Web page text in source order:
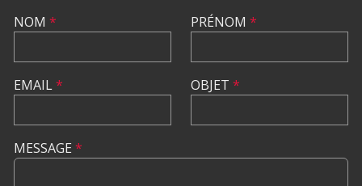
NOM *
EMAIL*
PRÉNOM *
OBJET *
MESSAGE *